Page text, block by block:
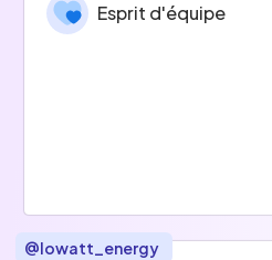
Esprit d'équipe
@lowatt_energy